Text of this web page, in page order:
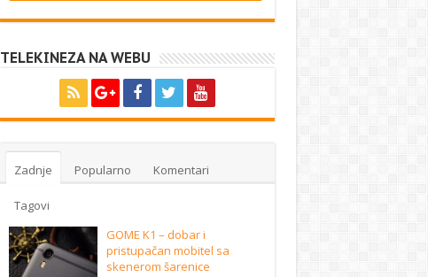
TELEKINEZA NA WEBU
Zadnje Popularno Komentari
Tagovi
GOME K1 – dobar i
pristupačan mobitel sa
skenerom šarenice